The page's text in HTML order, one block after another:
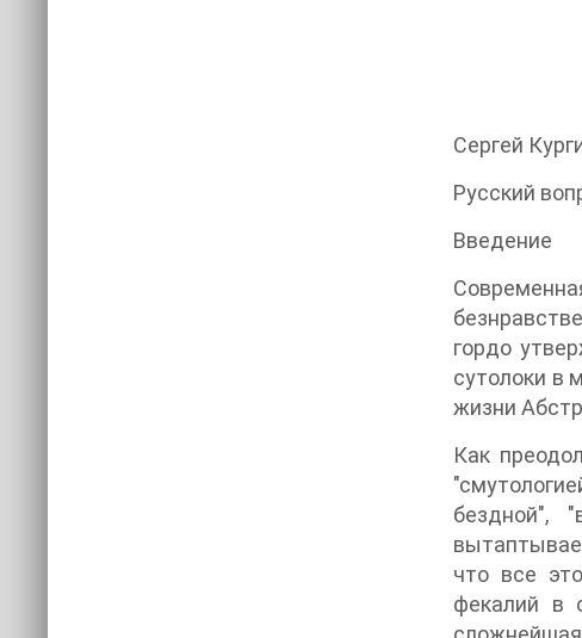
Сергей
Русский
Введение
гордо
сутолоки в
жизни
Как
бездной",
что все
фекалий в